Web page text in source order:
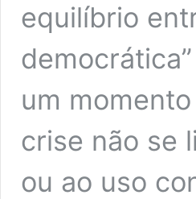
equilíbrio
um
crise não se
ou ao uso